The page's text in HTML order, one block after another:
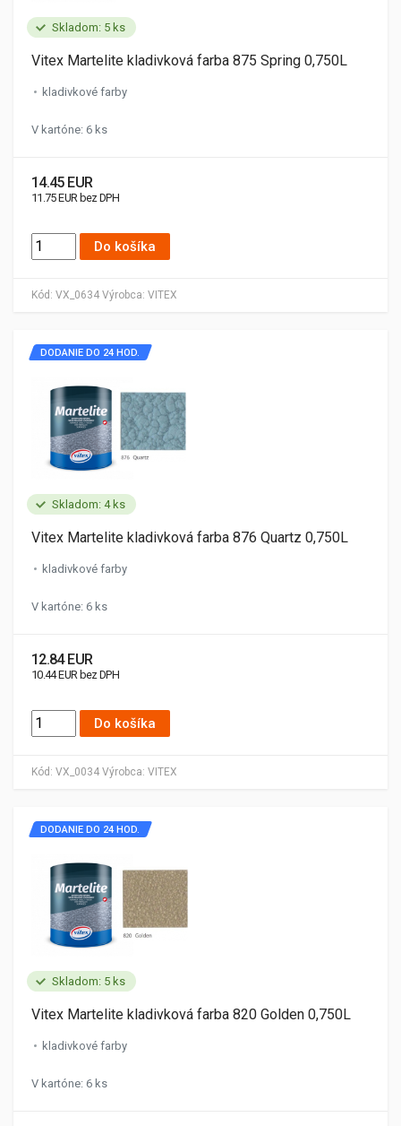
Skladom: 5 ks
Kód: VX_0634 Výrobca: VITEX
Vitex Martelite kladivková farba 875 Spring 0,750L
kladivkové farby
V kartóne: 6 ks
14.45 EUR
11.75 EUR bez DPH
Do košíka
Skladom: 4 ks
Kód: VX_0034 Výrobca: VITEX
DODANIE DO 24 HOD.
Vitex Martelite kladivková farba 876 Quartz 0,750L
kladivkové farby
V kartóne: 6 ks
12.84 EUR
10.44 EUR bez DPH
Do košíka
Skladom: 5 ks
DODANIE DO 24 HOD.
Vitex Martelite kladivková farba 820 Golden 0,750L
kladivkové farby
V kartóne: 6 ks